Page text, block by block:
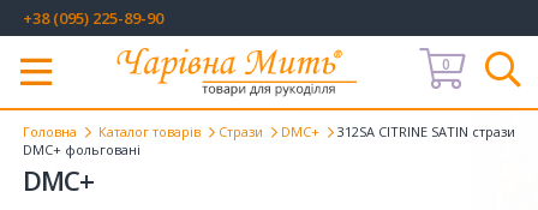
+38 (095) 225-89-90
Меню
0
Головна Каталог товарів Стрази DMC+
312SA CITRINE SATIN стрази
DMC+ фольговані
DMC+